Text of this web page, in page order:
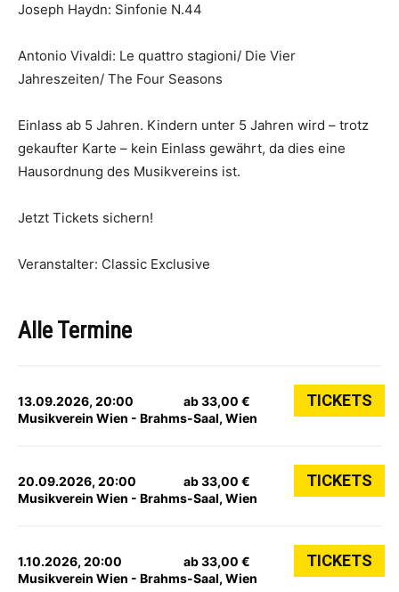
Joseph Haydn: Sinfonie N.44
Antonio Vivaldi: Le quattro stagioni/ Die Vier
Jahreszeiten/ The Four Seasons
Einlass ab 5 Jahren. Kindern unter 5 Jahren wird – trotz
gekaufter Karte – kein Einlass gewährt, da dies eine
Hausordnung des Musikvereins ist.
Jetzt Tickets sichern!
Veranstalter: Classic Exclusive
Alle Termine
13.09.2026, 20:00
Musikverein Wien - Brahms-Saal, Wien
ab 33,00 € TICKETS
20.09.2026, 20:00
Musikverein Wien - Brahms-Saal, Wien
ab 33,00 € TICKETS
1.10.2026, 20:00
Musikverein Wien - Brahms-Saal, Wien
ab 33,00 € TICKETS